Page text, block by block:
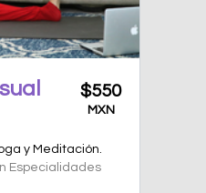
$550
MXN
y Meditación.
Especialidades